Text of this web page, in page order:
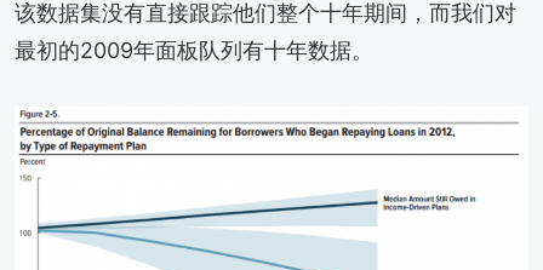
该数据集没有直接跟踪他们整个十年期间，而我们对
最初的2009年面板队列有十年数据。